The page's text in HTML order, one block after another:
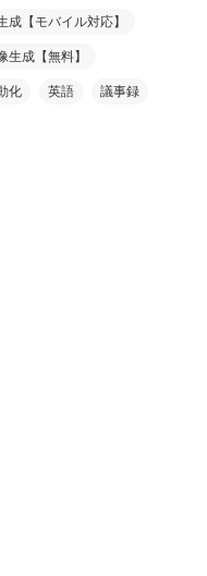
成【モバイル対応】
生成【無料】
化 英語 議事録